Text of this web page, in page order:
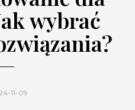
wybrać
11-09